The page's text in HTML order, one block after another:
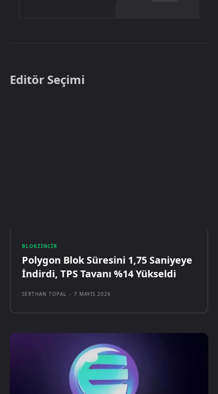
Editör Seçimi
BLOKZINCIR
Polygon Blok Süresini 1,75 Saniyeye
İndirdi, TPS Tavanı %14 Yükseldi
SERTHAN TOPAL - 7 MAYIS 2026